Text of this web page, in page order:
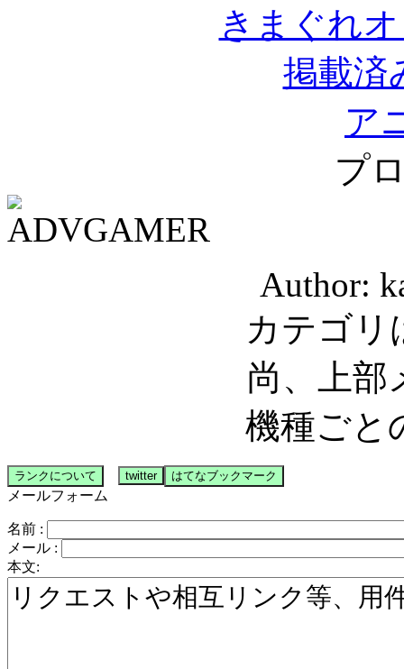
きまぐれ
掲載済
ア
プ
カテゴリ
尚、上部
機種ごと
メールフォーム
名前 :
メール :
本文: